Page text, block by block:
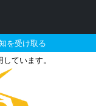
を受け取る
ています。
プラの